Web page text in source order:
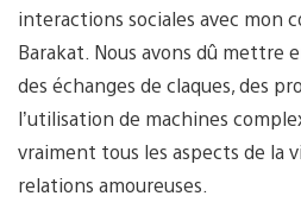
interactions sociales avec mon
Barakat. Nous avons dû mettre
des échanges de claques, des
l’utilisation de machines
vraiment tous les aspects de la
relations amoureuses.